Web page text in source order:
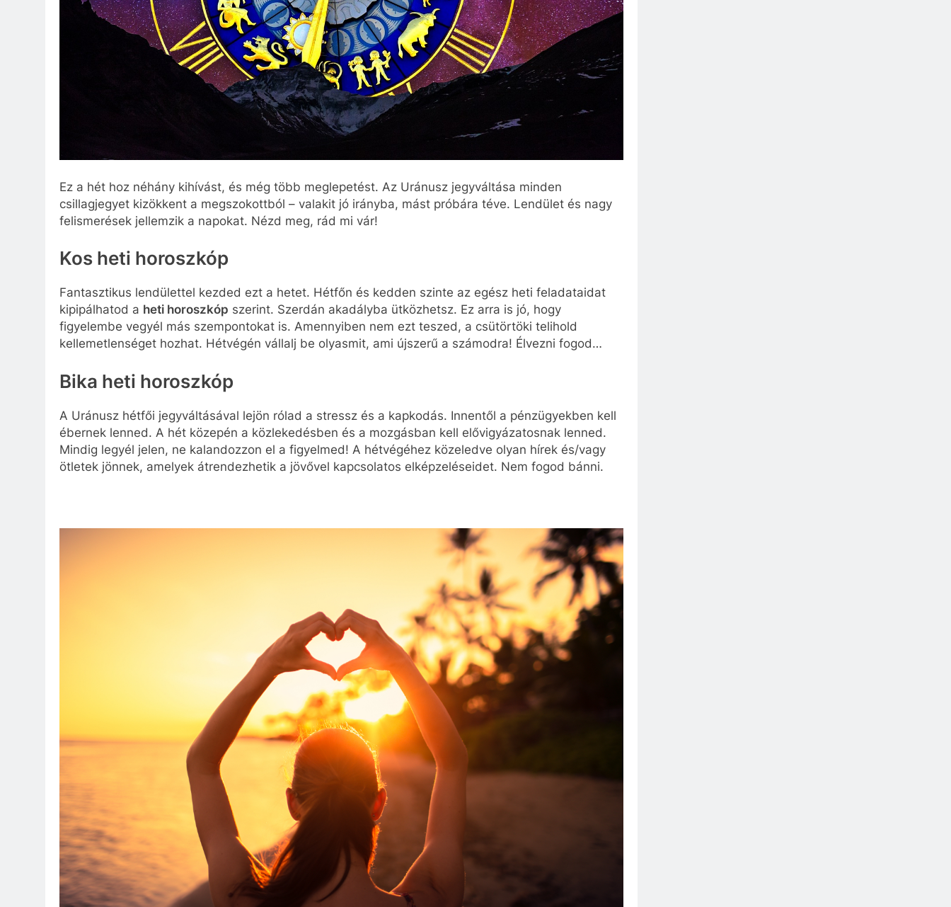
Ez a hét hoz néhány kihívást, és még több meglepetést. Az Uránusz jegyváltása minden
csillagjegyet kizökkent a megszokottból – valakit jó irányba, mást próbára téve. Lendület és nagy
felismerések jellemzik a napokat. Nézd meg, rád mi vár!
Kos heti horoszkóp
Fantasztikus lendülettel kezded ezt a hetet. Hétfőn és kedden szinte az egész heti feladataidat
kipipálhatod a heti horoszkóp szerint. Szerdán akadályba ütközhetsz. Ez arra is jó, hogy
figyelembe vegyél más szempontokat is. Amennyiben nem ezt teszed, a csütörtöki telihold
kellemetlenséget hozhat. Hétvégén vállalj be olyasmit, ami újszerű a számodra! Élvezni fogod…
Bika heti horoszkóp
A Uránusz hétfői jegyváltásával lejön rólad a stressz és a kapkodás. Innentől a pénzügyekben kell
ébernek lenned. A hét közepén a közlekedésben és a mozgásban kell elővigyázatosnak lenned.
Mindig legyél jelen, ne kalandozzon el a figyelmed! A hétvégéhez közeledve olyan hírek és/vagy
ötletek jönnek, amelyek átrendezhetik a jövővel kapcsolatos elképzeléseidet. Nem fogod bánni.